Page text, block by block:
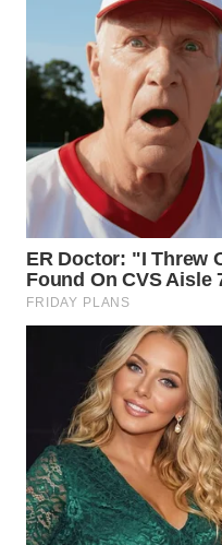
TANJUNG
LESUNG
WN
KARO
WN
SIMALUNGUN
WN
LABUHANBATU
TAPANULI
TENGAH
WN DELI
SERDANG
WN